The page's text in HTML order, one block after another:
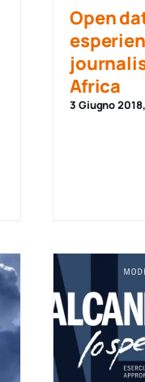
Open
Africa
3 Giugno